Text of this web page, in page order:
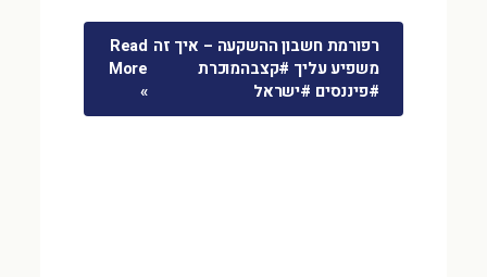
רפורמת חשבון ההשקעה – איך זה
משפיע עליך #קצבהמוכרת
#פיננסים #ישראל
Read
More
»